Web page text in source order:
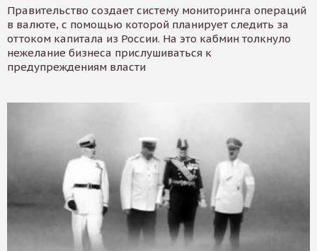
Правительство создает систему мониторинга операций
в валюте, с помощью которой планирует следить за
оттоком капитала из России. На это кабмин толкнуло
нежелание бизнеса прислушиваться к
предупреждениям власти